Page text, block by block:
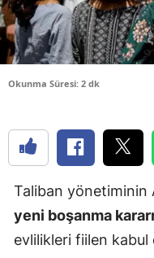
Okunma Süresi: 2 dk
Taliban yönetiminin
yeni boşanma
evlilikleri fiilen kabul